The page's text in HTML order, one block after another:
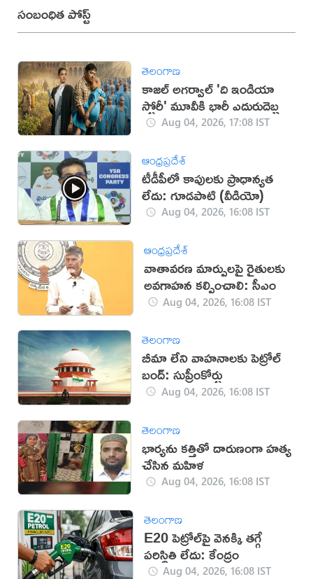
సంబంధిత పోస్ట్
తెలంగాణ
కాజల్ అగర్వాల్ 'ది ఇండియా
స్టోరీ' మూవీకి భారీ ఎదురుదెబ్బ
Aug 04, 2026, 17:08 IST
ఆంధ్రప్రదేశ్
టీడీపీలో కాపులకు ప్రాధాన్యత
లేదు: గూడపాటి (వీడియో)
Aug 04, 2026, 16:08 IST
ఆంధ్రప్రదేశ్
వాతావరణ మార్పులపై రైతులకు
అవగాహన కల్పించాలి: సీఎం
Aug 04, 2026, 16:08 IST
తెలంగాణ
బీమా లేని వాహనాలకు పెట్రోల్
బంద్: సుప్రీంకోర్టు
Aug 04, 2026, 16:08 IST
తెలంగాణ
భార్యను కత్తితో దారుణంగా హత్య
చేసిన మహిళ
Aug 04, 2026, 16:08 IST
తెలంగాణ
E20 పెట్రోల్‌పై వెనక్కి తగ్గే
పరిస్థితి లేదు: కేంద్రం
Aug 04, 2026, 16:08 IST